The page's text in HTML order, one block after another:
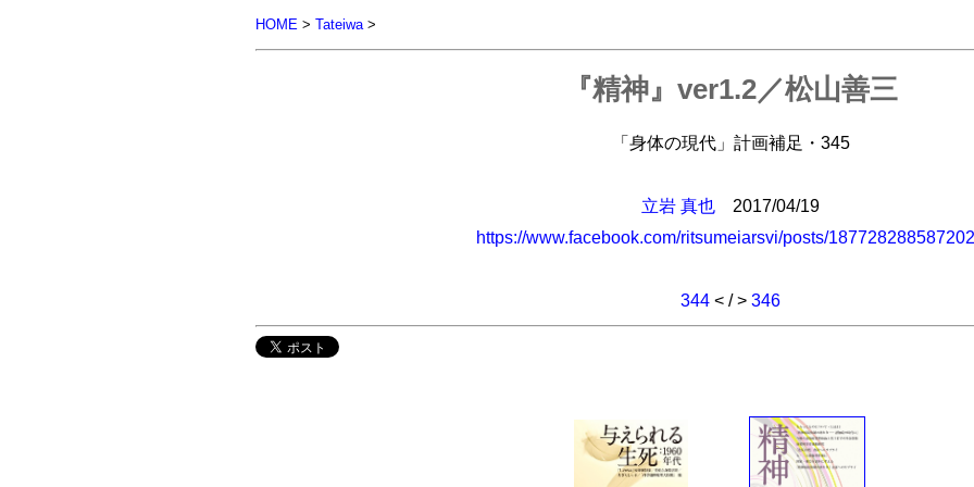
HOME> Tateiwa>
『精神』ver1.2／松山善三
「身体の現代」計画補足・345
立岩 真也
2017/04/19
https://www.facebook.com/ritsumeiarsvi/posts/
344 < / > 346